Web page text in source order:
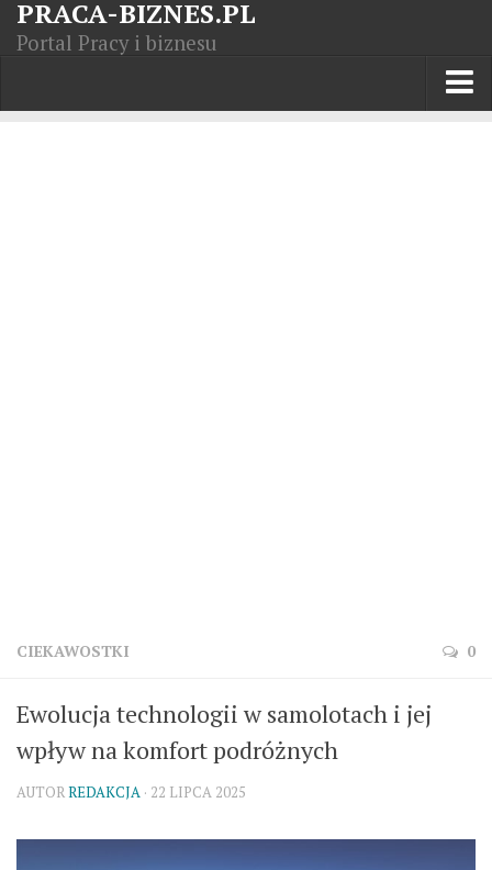
PRACA-BIZNES.PL
Portal Pracy i biznesu
CIEKAWOSTKI 0
Ewolucja technologii w samolotach i jej
wpływ na komfort podróżnych
AUTORREDAKCJA · 22 LIPCA 2025